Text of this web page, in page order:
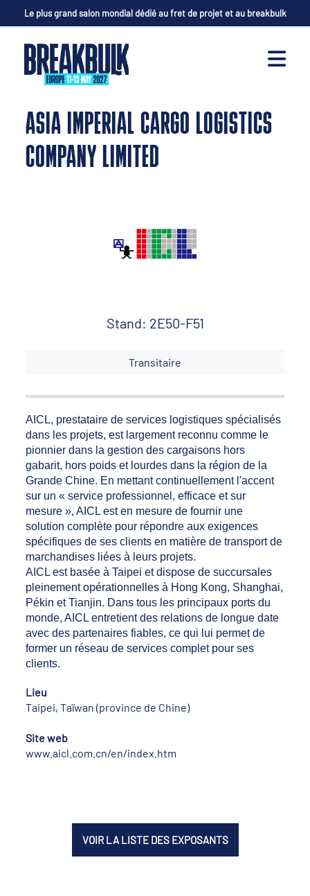
Le plus grand salon mondial dédié au fret de projet et au breakbulk
ASIA IMPERIAL CARGO LOGISTICS
COMPANY LIMITED
Stand: 2E50-F51
Transitaire
AICL, prestataire de services logistiques spécialisés
dans les projets, est largement reconnu comme le
pionnier dans la gestion des cargaisons hors
gabarit, hors poids et lourdes dans la région de la
Grande Chine. En mettant continuellement l'accent
sur un « service professionnel, efficace et sur
mesure », AICL est en mesure de fournir une
solution complète pour répondre aux exigences
spécifiques de ses clients en matière de transport de
marchandises liées à leurs projets.
AICL est basée à Taipei et dispose de succursales
pleinement opérationnelles à Hong Kong, Shanghai,
Pékin et Tianjin. Dans tous les principaux ports du
monde, AICL entretient des relations de longue date
avec des partenaires fiables, ce qui lui permet de
former un réseau de services complet pour ses
clients.
Lieu
Taipei, Taïwan (province de Chine)
Site web
www.aicl.com.cn/en/index.htm
VOIR LA LISTE DES EXPOSANTS